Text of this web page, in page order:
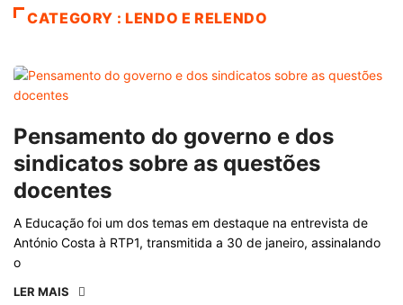
CATEGORY : LENDO E RELENDO
Pensamento do governo e dos
sindicatos sobre as questões
docentes
A Educação foi um dos temas em destaque na entrevista de
António Costa à RTP1, transmitida a 30 de janeiro, assinalando
o
LER MAIS